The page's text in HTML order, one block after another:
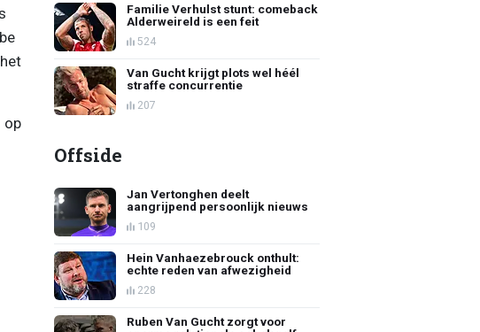
op
Familie Verhulst stunt: comeback
Alderweireld is een feit
524
Van Gucht krijgt plots wel héél
straffe concurrentie
207
Offside
Jan Vertonghen deelt
aangrijpend persoonlijk nieuws
109
Hein Vanhaezebrouck onthult:
echte reden van afwezigheid
228
Ruben Van Gucht zorgt voor